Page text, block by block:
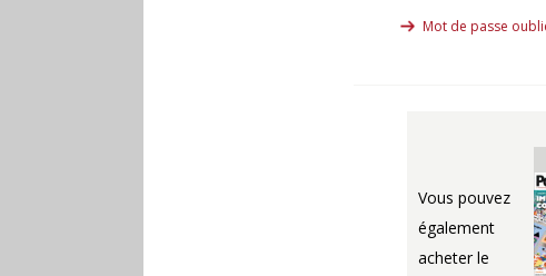
Mot de passe
Vous pouvez
également
acheter le